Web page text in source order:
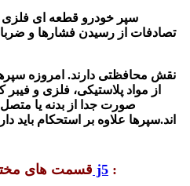
سپر خودرو قطعه ای فلزی و
تصادفات از رسیدن فشارها و
از مواد پلاستیکی، فلزی و
صورت جدا از بدنه یا
اند.سپرها علاوه بر استحکام باید
قسمت های سپرعقب اورجینال جک j5 :